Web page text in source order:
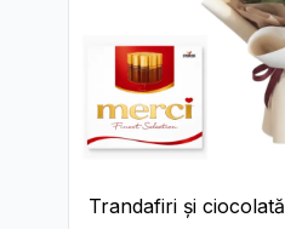
Trandafiri și ciocolată